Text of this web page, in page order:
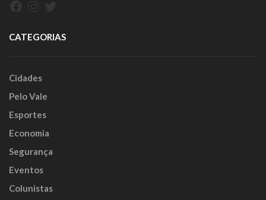
CATEGORIAS
Cidades
Pelo Vale
Esportes
Economia
Segurança
Eventos
Colunistas